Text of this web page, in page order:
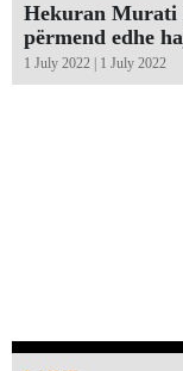
Hekuran Murati
përmend edhe
1 July 2022 | 1 July 2022